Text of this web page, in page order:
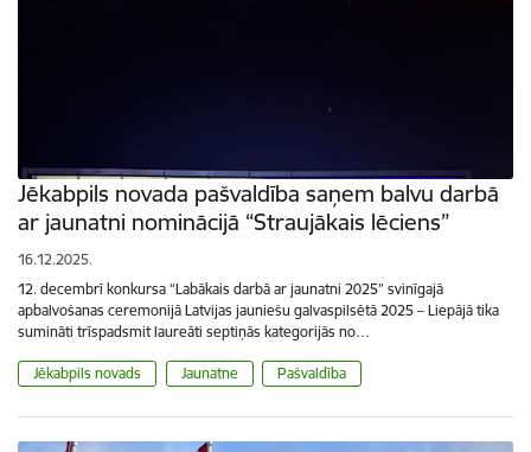
Jēkabpils novada pašvaldība saņem balvu darbā
ar jaunatni nominācijā “Straujākais lēciens”
16.12.2025.
12. decembrī konkursa “Labākais darbā ar jaunatni 2025” svinīgajā
apbalvošanas ceremonijā Latvijas jauniešu galvaspilsētā 2025 – Liepājā tika
sumināti trīspadsmit laureāti septiņās kategorijās no…
Jēkabpils novads Jaunatne Pašvaldība